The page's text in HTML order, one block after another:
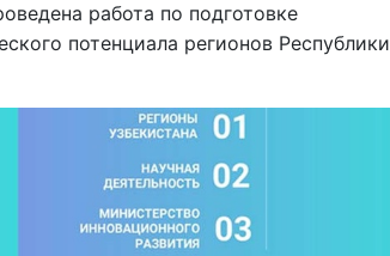
работа по подготовке
потенциала регионов Республики